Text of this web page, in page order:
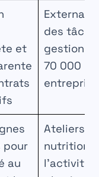
et
des
gestion
70 000
pour
au
Ateliers
nutrition
l’activité